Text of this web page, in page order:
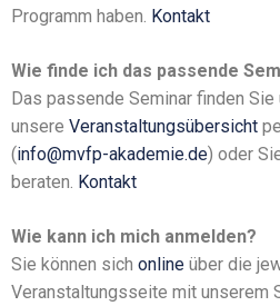
Programm haben. Kontakt
Wie finde ich das passende
Das passende Seminar finden Sie
unsere Veranstaltungsübersicht
(info@mvfp-akademie.de) oder
beraten. Kontakt
Wie kann ich mich anmelden?
Sie können sich online über die
Veranstaltungsseite mit unserem